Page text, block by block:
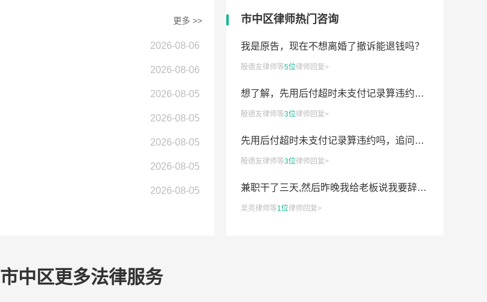
更多 >>
2026-08-06
2026-08-06
2026-08-05
2026-08-05
2026-08-05
2026-08-05
2026-08-05
8岁儿童犯杀人罪会面临多久刑罚
单位压工资不发，能不能走劳动仲裁
在外地申请办理离婚应该怎么做
民间借款没约定利息该怎么处理
离婚时没财产分割，律师费怎样给付
婚姻起诉一般情况下要缴多少费用
民事案件法院裁定撤诉，原告以后还可起诉吗
市中区律师热门咨询
我是原告，现在不想离婚了撤诉能退钱吗？
殷德友律师等5位律师回复>
想了解，先用后付超时未支付记录算违约吗?
殷德友律师等3位律师回复>
先用后付超时未支付记录算违约吗，追问：我要承担哪些违约责任？
殷德友律师等3位律师回复>
兼职干了三天,然后昨晚我给老板说我要辞职?
吴亮律师等1位律师回复>
市中区更多法律服务